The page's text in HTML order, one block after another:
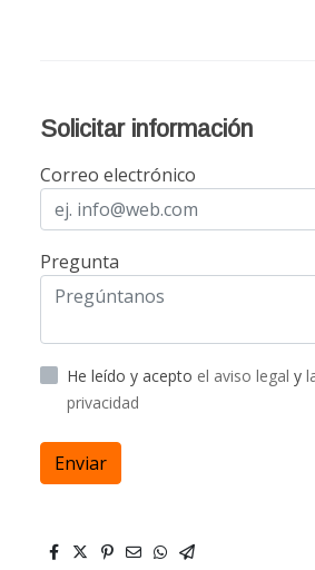
Solicitar información
Correo electrónico
Pregunta
He leído y acepto el aviso legal y
privacidad
Enviar